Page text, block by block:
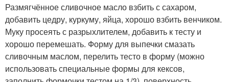
Размягчённое сливочное масло взбить с сахаром,
добавить цедру, куркуму, яйца, хорошо взбить венчиком.
Муку просеять с разрыхлителем, добавить к тесту и
хорошо перемешать. Форму для выпечки смазать
сливочным маслом, перелить тесто в форму (можно
использовать специальные формы для кексов,